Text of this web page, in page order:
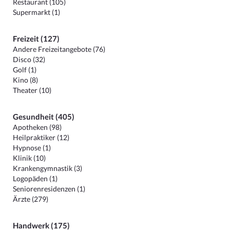
Restaurant (105)
Supermarkt (1)
Freizeit (127)
Andere Freizeitangebote (76)
Disco (32)
Golf (1)
Kino (8)
Theater (10)
Gesundheit (405)
Apotheken (98)
Heilpraktiker (12)
Hypnose (1)
Klinik (10)
Krankengymnastik (3)
Logopäden (1)
Seniorenresidenzen (1)
Ärzte (279)
Handwerk (175)